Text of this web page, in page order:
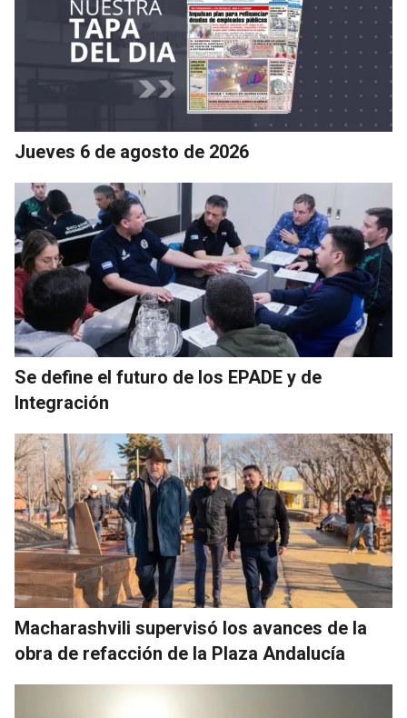
Jueves 6 de agosto de 2026
Se define el futuro de los EPADE y de
Integración
Macharashvili supervisó los avances de la
obra de refacción de la Plaza Andalucía